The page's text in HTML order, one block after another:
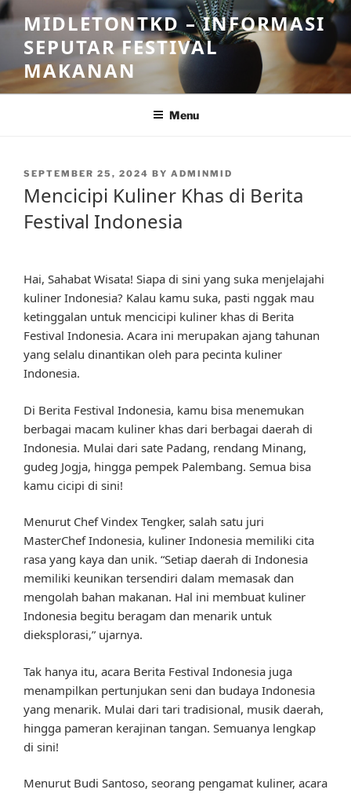
Skip
to
content
MIDLETONTKD – INFORMASI
SEPUTAR FESTIVAL
MAKANAN
Menu
POSTED
SEPTEMBER 25, 2024 BY ADMINMID
Mencicipi Kuliner Khas di Berita
Festival Indonesia
Hai, Sahabat Wisata! Siapa di sini yang suka menjelajahi
kuliner Indonesia? Kalau kamu suka, pasti nggak mau
ketinggalan untuk mencicipi kuliner khas di Berita
Festival Indonesia. Acara ini merupakan ajang tahunan
yang selalu dinantikan oleh para pecinta kuliner
Indonesia.
Di Berita Festival Indonesia, kamu bisa menemukan
berbagai macam kuliner khas dari berbagai daerah di
Indonesia. Mulai dari sate Padang, rendang Minang,
gudeg Jogja, hingga pempek Palembang. Semua bisa
kamu cicipi di sini!
Menurut Chef Vindex Tengker, salah satu juri
MasterChef Indonesia, kuliner Indonesia memiliki cita
rasa yang kaya dan unik. “Setiap daerah di Indonesia
memiliki keunikan tersendiri dalam memasak dan
mengolah bahan makanan. Hal ini membuat kuliner
Indonesia begitu beragam dan menarik untuk
dieksplorasi,” ujarnya.
Tak hanya itu, acara Berita Festival Indonesia juga
menampilkan pertunjukan seni dan budaya Indonesia
yang menarik. Mulai dari tari tradisional, musik daerah,
hingga pameran kerajinan tangan. Semuanya lengkap
di sini!
Menurut Budi Santoso, seorang pengamat kuliner, acara